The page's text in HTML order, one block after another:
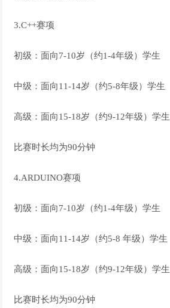
3.C++赛项
初级：面向7-10岁（约1-4年级）学生
中级：面向11-14岁（约5-8年级）学生
高级：面向15-18岁（约9-12年级）学生
比赛时长均为90分钟
4.ARDUINO赛项
初级：面向7-10岁（约1-4年级）学生
中级：面向11-14岁（约5-8 年级）学生
高级：面向15-18岁（约9-12年级）学生
比赛时长均为90分钟